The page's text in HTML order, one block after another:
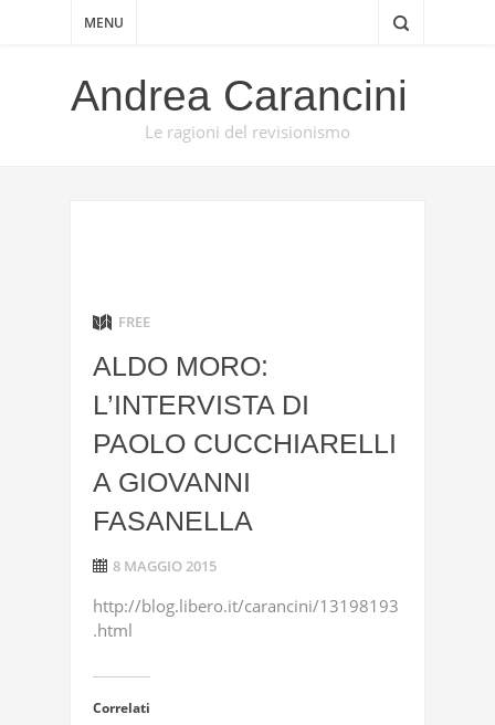
MENU
Andrea Carancini
Le ragioni del revisionismo
FREE
ALDO MORO:
L’INTERVISTA DI
PAOLO CUCCHIARELLI
A GIOVANNI
FASANELLA
8 MAGGIO 2015
http://blog.libero.it/carancini/13198193
.html
Correlati